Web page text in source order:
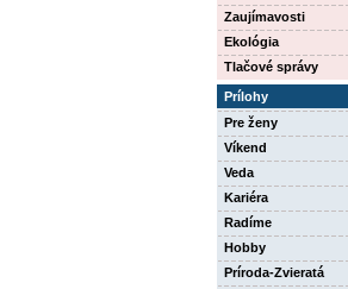
Zaujímavosti
Ekológia
Tlačové správy
Prílohy
Pre ženy
Víkend
Veda
Kariéra
Radíme
Hobby
Príroda-Zvieratá